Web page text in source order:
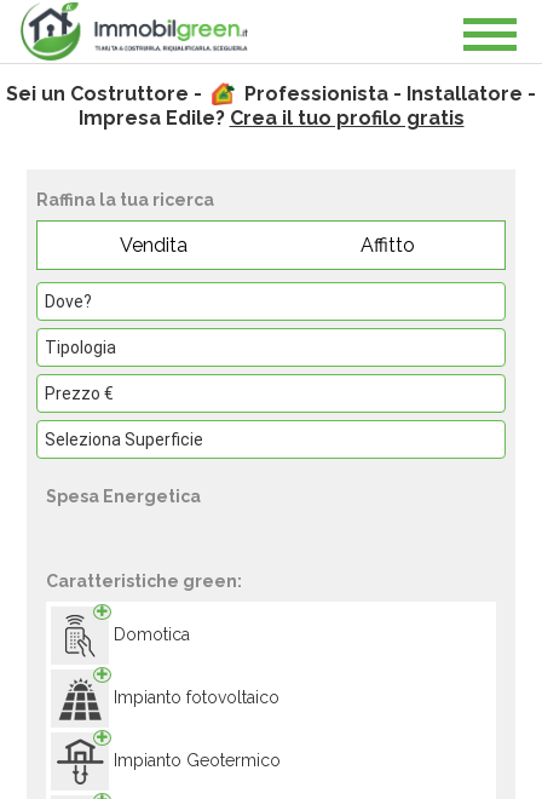
Sei un Costruttore -
Professionista - Installatore -
Impresa Edile? Crea il tuo profilo gratis
Raffina la tua ricerca
Vendita Affitto
Spesa Energetica
Caratteristiche green:
Domotica
Impianto fotovoltaico
Impianto Geotermico